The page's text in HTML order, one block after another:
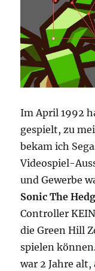
Im April 1992
gespielt, zu
bekam ich
Videospiel-
und Gewerbe
Sonic The
Controller
die Green Hill
spielen
war 2 Jahre